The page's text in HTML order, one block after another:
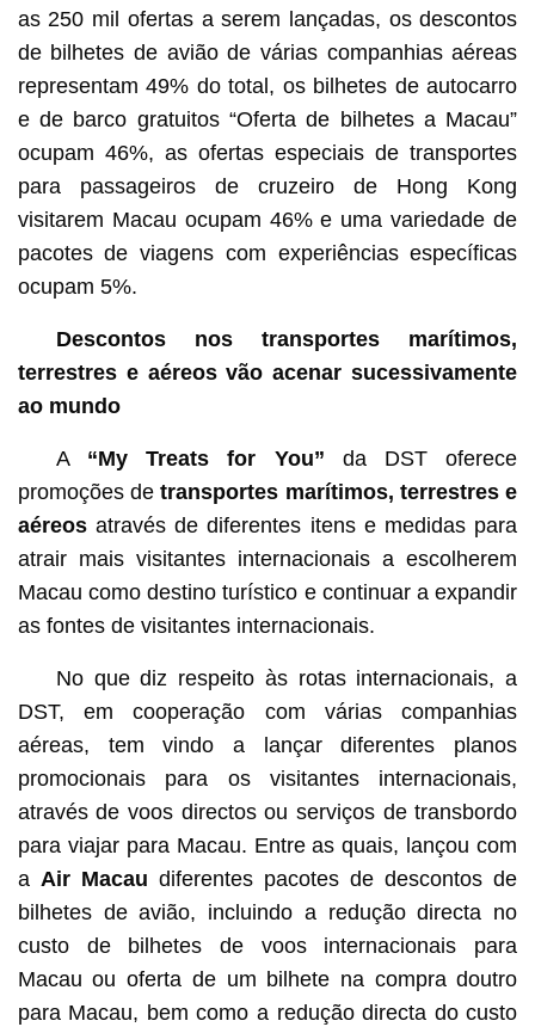
as 250 mil ofertas a serem lançadas, os descontos
de bilhetes de avião de várias companhias aéreas
representam 49% do total, os bilhetes de autocarro
e de barco gratuitos “Oferta de bilhetes a Macau”
ocupam 46%, as ofertas especiais de transportes
para passageiros de cruzeiro de Hong Kong
visitarem Macau ocupam 46% e uma variedade de
pacotes de viagens com experiências específicas
ocupam 5%.
Descontos nos transportes marítimos,
terrestres e aéreos vão acenar sucessivamente
ao mundo
A “My Treats for You” da DST oferece
promoções detransportes marítimos, terrestres e
aéreosatravés de diferentes itens e medidas para
atrair mais visitantes internacionais a escolherem
Macau como destino turístico e continuar a expandir
as fontes de visitantes internacionais.
No que diz respeito às rotas internacionais, a
DST, em cooperação com várias companhias
aéreas, tem vindo a lançar diferentes planos
promocionais para os visitantes internacionais,
através de voos directos ou serviços de transbordo
para viajar para Macau. Entre as quais, lançou com
a Air Macau diferentes pacotes de descontos de
bilhetes de avião, incluindo a redução directa no
custo de bilhetes de voos internacionais para
Macau ou oferta de um bilhete na compra doutro
para Macau, bem como a redução directa do custo